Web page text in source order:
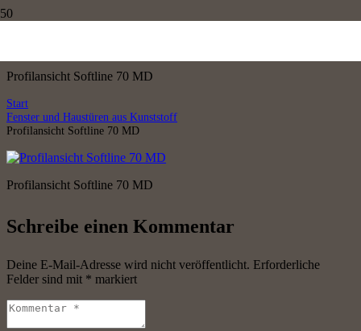
Profilansicht Softline 70 MD
Start
Fenster und Haustüren aus Kunststoff
Profilansicht Softline 70 MD
Profilansicht Softline 70 MD
Schreibe einen Kommentar
Deine E-Mail-Adresse wird nicht veröffentlicht. Erforderliche
Felder sind mit * markiert